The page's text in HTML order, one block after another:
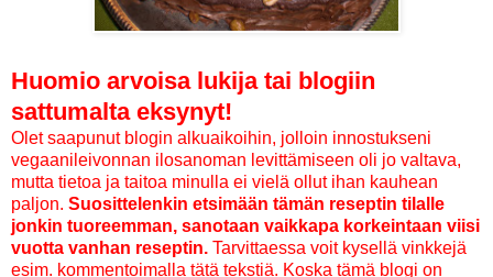
Huomio arvoisa lukija tai blogiin
sattumalta eksynyt!
Olet saapunut blogin alkuaikoihin, jolloin innostukseni
vegaanileivonnan ilosanoman levittämiseen oli jo valtava,
mutta tietoa ja taitoa minulla ei vielä ollut ihan kauhean
paljon. Suosittelenkin etsimään tämän reseptin tilalle
jonkin tuoreemman, sanotaan vaikkapa korkeintaan viisi
vuotta vanhan reseptin. Tarvittaessa voit kysellä vinkkejä
esim. kommentoimalla tätä tekstiä. Koska tämä blogi on